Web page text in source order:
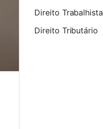
Direito Trabalhista
Direito Tributário